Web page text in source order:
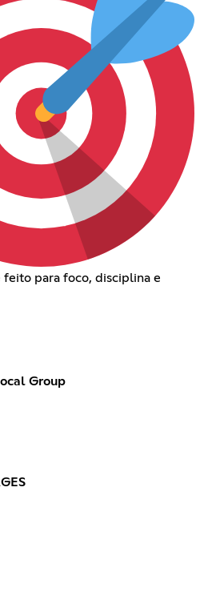
feito para foco, disciplina e
Group